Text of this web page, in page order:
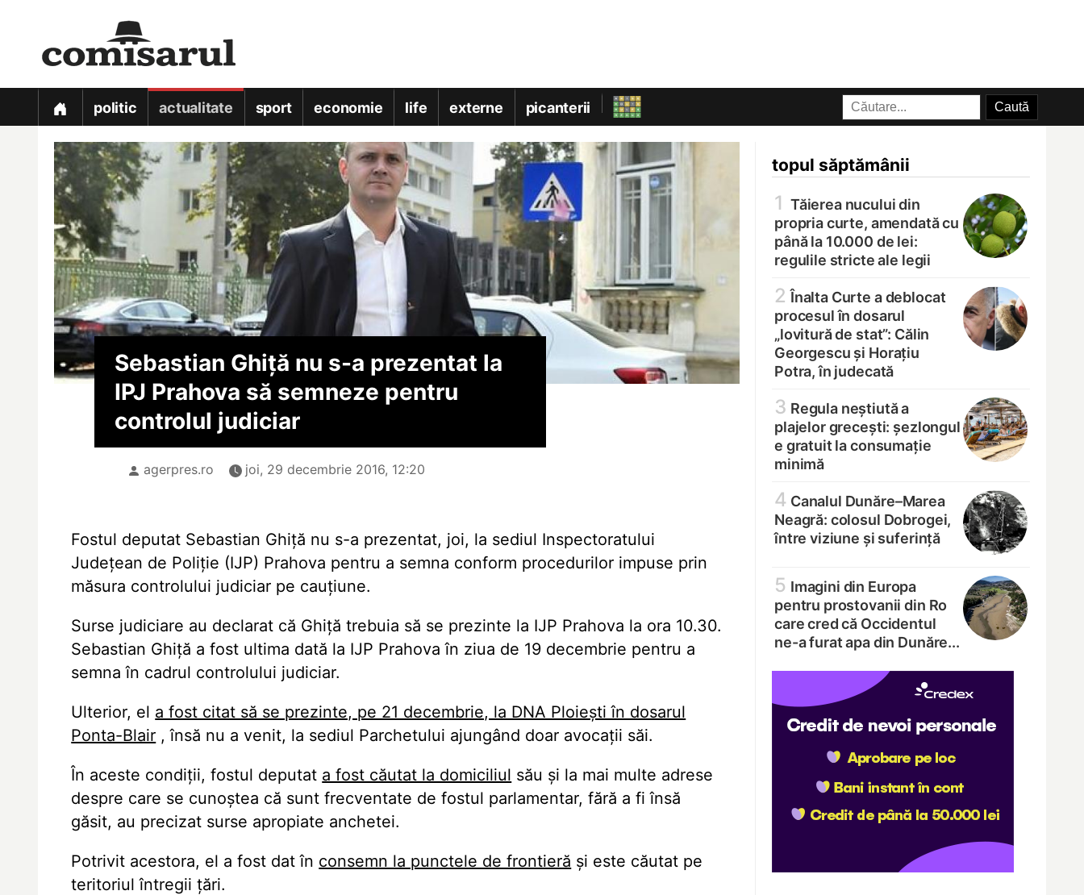
politic actualitate sport economie life externe picanterii
topul săptămânii
1 Tăierea nucului din
propria curte, amendată cu
până la 10.000 de lei:
regulile stricte ale legii
2 Înalta Curte a deblocat
procesul în dosarul
„lovitură de stat”: Călin
Georgescu și Horațiu
Potra, în judecată
3 Regula neștiută a
plajelor grecești: șezlongul
e gratuit la consumație
minimă
4 Canalul Dunăre–Marea
Neagră: colosul Dobrogei,
între viziune și suferință
5 Imagini din Europa
pentru prostovanii din Ro
care cred că Occidentul
ne-a furat apa din Dunăre...
Sebastian Ghiță nu s-a prezentat la
IPJ Prahova să semneze pentru
controlul judiciar
agerpres.ro joi, 29 decembrie 2016, 12:20
Fostul deputat Sebastian Ghiță nu s-a prezentat, joi, la sediul Inspectoratului
Județean de Poliție (IJP) Prahova pentru a semna conform procedurilor impuse prin
măsura controlului judiciar pe cauțiune.
Surse judiciare au declarat că Ghiță trebuia să se prezinte la IJP Prahova la ora 10.30.
Sebastian Ghiță a fost ultima dată la IJP Prahova în ziua de 19 decembrie pentru a
semna în cadrul controlului judiciar.
Ulterior, el a fost citat să se prezinte, pe 21 decembrie, la DNA Ploiești în dosarul
Ponta-Blair , însă nu a venit, la sediul Parchetului ajungând doar avocații săi.
În aceste condiții, fostul deputat a fost căutat la domiciliul său și la mai multe adrese
despre care se cunoștea că sunt frecventate de fostul parlamentar, fără a fi însă
găsit, au precizat surse apropiate anchetei.
Potrivit acestora, el a fost dat în consemn la punctele de frontieră și este căutat pe
teritoriul întregii țări.